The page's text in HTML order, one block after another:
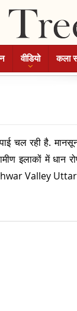
वीडियो कला
चल रही है.
इलाकों में धान
Valley